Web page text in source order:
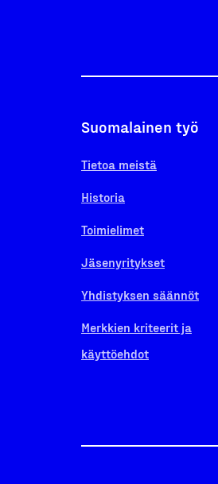
Suomalainen työ
Tietoa meistä
Historia
Toimielimet
Jäsenyritykset
Yhdistyksen säännöt
Merkkien kriteerit ja
käyttöehdot